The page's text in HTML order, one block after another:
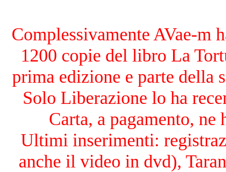
Complessivamente AVae-m
1200 copie del libro La
prima edizione e parte della
Solo Liberazione lo ha
Carta, a pagamento,
Ultimi inserimenti:
anche il video in dvd),